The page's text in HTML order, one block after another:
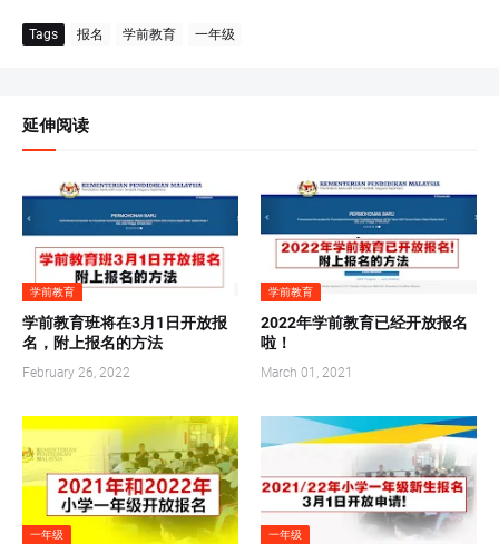
Tags 报名 学前教育 一年级
延伸阅读
学前教育
学前教育班将在3月1日开放报
名，附上报名的方法
February 26, 2022
学前教育
2022年学前教育已经开放报名
啦！
March 01, 2021
一年级 一年级